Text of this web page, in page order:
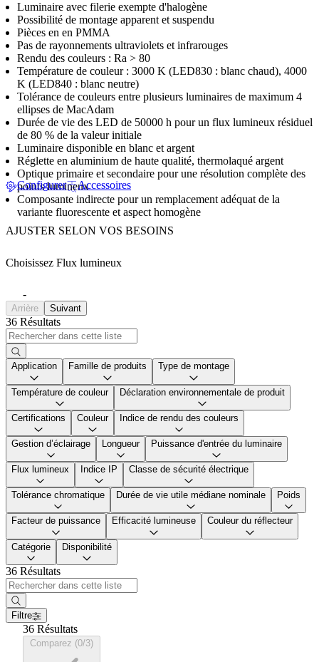
Luminaire avec filerie exempte d'halogène
Possibilité de montage apparent et suspendu
Pièces en en PMMA
Pas de rayonnements ultraviolets et infrarouges
Rendu des couleurs : Ra > 80
Température de couleur : 3000 K (LED830 : blanc chaud), 4000
K (LED840 : blanc neutre)
Tolérance de couleurs entre plusieurs luminaires de maximum 4
ellipses de MacAdam
Durée de vie des LED de 50000 h pour un flux lumineux résiduel
de 80 % de la valeur initiale
Luminaire disponible en blanc et argent
Réglette en aluminium de haute qualité, thermolaqué argent
Optique primaire et secondaire pour une résolution complète des
points lumineux
Composante indirecte pour un remplacement adéquat de la
variante fluorescente et aspect homogène
Configurer Accessoires
AJUSTER SELON VOS BESOINS
Choisissez Flux lumineux
-
Arrière Suivant
36 Résultats
Application Famille de produits Type de montage
Température de couleur Déclaration environnementale de produit
Certifications Couleur Indice de rendu des couleurs
Gestion d’éclairage Longueur Puissance d'entrée du luminaire
Flux lumineux Indice IP Classe de sécurité électrique
Tolérance chromatique Durée de vie utile médiane nominale Poids
Facteur de puissance Efficacité lumineuse Couleur du réflecteur
Catégorie Disponibilité
36 Résultats
Filtre
36 Résultats